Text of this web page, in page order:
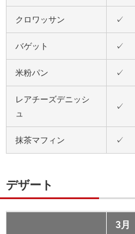
クロワッサン ✓
バゲット ✓
米粉パン ✓
レアチーズデニッシ
ュ
✓
抹茶マフィン ✓
デザート
3月